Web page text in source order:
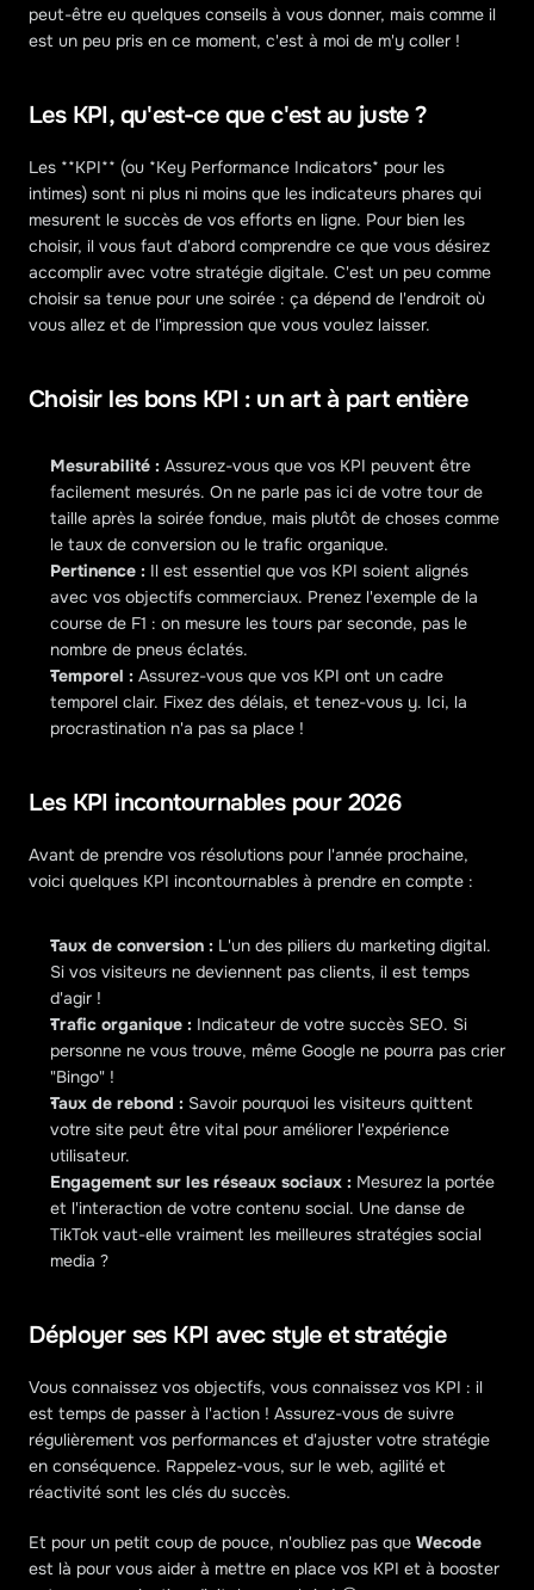
peut-être eu quelques conseils à vous donner, mais comme il
est un peu pris en ce moment, c'est à moi de m'y coller !
Les KPI, qu'est-ce que c'est au juste ?
Les **KPI** (ou *Key Performance Indicators* pour les
intimes) sont ni plus ni moins que les indicateurs phares qui
mesurent le succès de vos efforts en ligne. Pour bien les
choisir, il vous faut d'abord comprendre ce que vous désirez
accomplir avec votre stratégie digitale. C'est un peu comme
choisir sa tenue pour une soirée : ça dépend de l'endroit où
vous allez et de l'impression que vous voulez laisser.
Choisir les bons KPI : un art à part entière
Mesurabilité : Assurez-vous que vos KPI peuvent être
facilement mesurés. On ne parle pas ici de votre tour de
taille après la soirée fondue, mais plutôt de choses comme
le taux de conversion ou le trafic organique.
Pertinence : Il est essentiel que vos KPI soient alignés
avec vos objectifs commerciaux. Prenez l'exemple de la
course de F1 : on mesure les tours par seconde, pas le
nombre de pneus éclatés.
Temporel : Assurez-vous que vos KPI ont un cadre
temporel clair. Fixez des délais, et tenez-vous y. Ici, la
procrastination n'a pas sa place !
Les KPI incontournables pour 2026
Avant de prendre vos résolutions pour l'année prochaine,
voici quelques KPI incontournables à prendre en compte :
Taux de conversion : L'un des piliers du marketing digital.
Si vos visiteurs ne deviennent pas clients, il est temps
d'agir !
Trafic organique : Indicateur de votre succès SEO. Si
personne ne vous trouve, même Google ne pourra pas crier
"Bingo" !
Taux de rebond : Savoir pourquoi les visiteurs quittent
votre site peut être vital pour améliorer l'expérience
utilisateur.
Engagement sur les réseaux sociaux : Mesurez la portée
et l'interaction de votre contenu social. Une danse de
TikTok vaut-elle vraiment les meilleures stratégies social
media ?
Déployer ses KPI avec style et stratégie
Vous connaissez vos objectifs, vous connaissez vos KPI : il
est temps de passer à l'action ! Assurez-vous de suivre
régulièrement vos performances et d'ajuster votre stratégie
en conséquence. Rappelez-vous, sur le web, agilité et
réactivité sont les clés du succès.
Et pour un petit coup de pouce, n'oubliez pas que Wecode
est là pour vous aider à mettre en place vos KPI et à booster